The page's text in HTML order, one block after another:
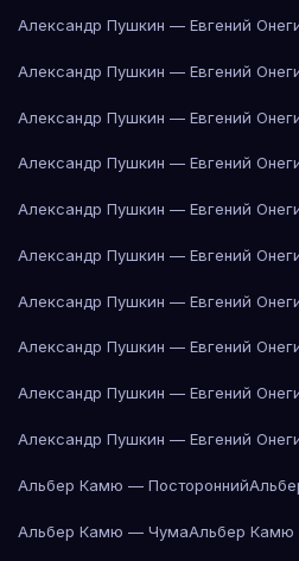
Александр Пушкин — Евгений
Александр Пушкин — Евгений
Александр Пушкин — Евгений
Александр Пушкин — Евгений
Александр Пушкин — Евгений
Александр Пушкин — Евгений
Александр Пушкин — Евгений
Александр Пушкин — Евгений
Александр Пушкин — Евгений
Александр Пушкин — Евгений
Альбер Камю — Посторонний
Альбер Камю — ЧумаАльбер